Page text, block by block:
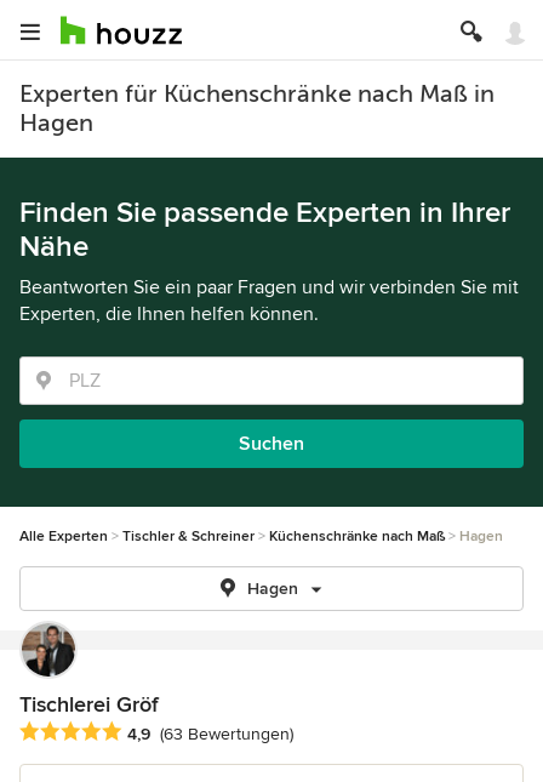
Experten für Küchenschränke nach Maß in
Hagen
Finden Sie passende Experten in Ihrer
Nähe
Beantworten Sie ein paar Fragen und wir verbinden Sie mit
Experten, die Ihnen helfen können.
Suchen
Alle Experten Tischler & Schreiner Küchenschränke nach Maß Hagen
Hagen
Tischlerei Gröf
Durchschnittliche Bewertung: 4.9 von 5 Sternen
4,9 (63 Bewertungen)